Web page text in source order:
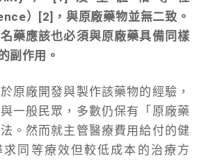
）[2]，與原廠藥物並無二致。
藥應該也必須與原廠藥具備同樣
副作用。
原廠開發與製作該藥物的經驗，
一般民眾，多數仍保有「原廠藥
。然而就主管醫療費用給付的健
同等療效但較低成本的治療方